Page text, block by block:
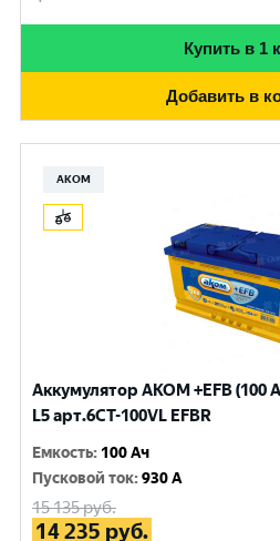
Купить в 1
Добавить в
АКОМ
Аккумулятор AKOM +EFB (100
L5 арт.6СТ-100VL EFBR
Емкость: 100 Ач
Пусковой ток:930 A
15 135руб.
14 235 руб.